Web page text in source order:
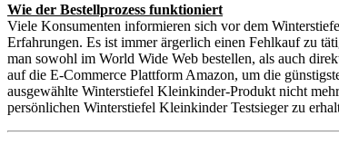
Wie der Bestellprozess funktioniert
Viele Konsumenten informieren sich vor dem
Erfahrungen. Es ist immer ärgerlich einen Fehlkauf zu
man sowohl im World Wide Web bestellen, als auch
auf die E-Commerce Plattform Amazon, um die
ausgewählte Winterstiefel Kleinkinder-Produkt nicht
persönlichen Winterstiefel Kleinkinder Testsieger zu